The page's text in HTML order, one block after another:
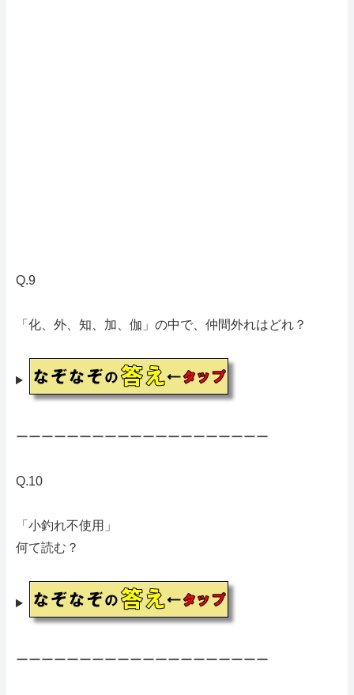
Q.9
「化、外、知、加、伽」の中で、仲間外れはどれ？
ーーーーーーーーーーーーーーーーーーーー
Q.10
「小釣れ不使用」
何て読む？
ーーーーーーーーーーーーーーーーーーーー